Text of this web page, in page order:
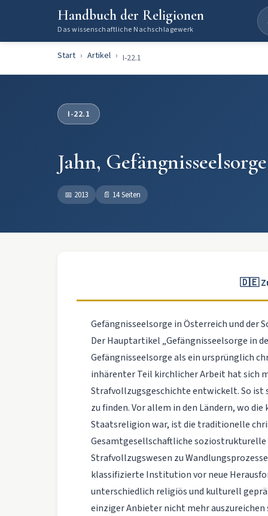
Handbuch der Religionen
Das wissenschaftliche Nachschlagewerk
Start Artikel I-22.1
I-22.1
Jahn,
📅 2013 📄 14 Seiten
🇩🇪
Gefängnisseelsorge in Österreich und der
Der Hauptartikel „Gefängnisseelsorge in
Gefängnisseelsorge als ein ursprünglich
inhärenter Teil kirchlicher Arbeit hat sich
Strafvollzugsgeschichte entwickelt. So ist
zu finden. Vor allem in den Ländern, wo
Staatsreligion war, ist die traditionelle
Gesamtgesellschaftliche
Strafvollzugswesen zu
klassifizierte Institution vor neue
unterschiedlich religiös und kulturell
einziger Anbieter nicht mehr